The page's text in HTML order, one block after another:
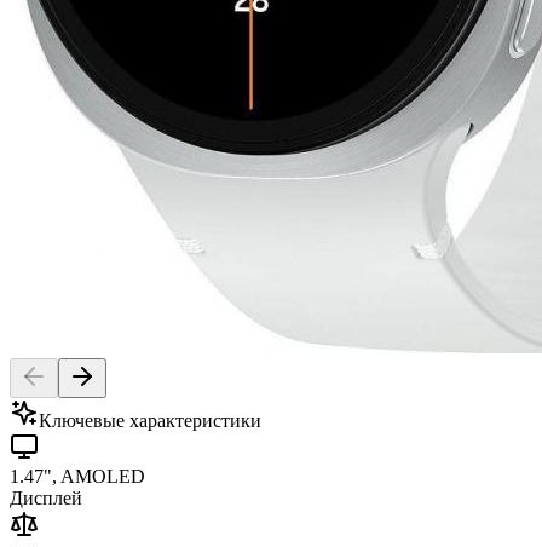
Ключевые характеристики
1.47", AMOLED
Дисплей